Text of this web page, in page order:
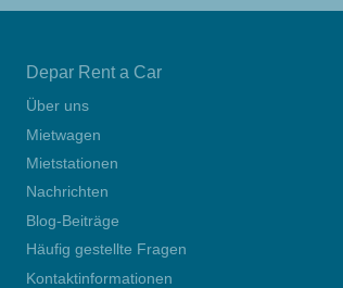
Depar Rent a Car
Über uns
Mietwagen
Mietstationen
Nachrichten
Blog-Beiträge
Häufig gestellte Fragen
Kontaktinformationen